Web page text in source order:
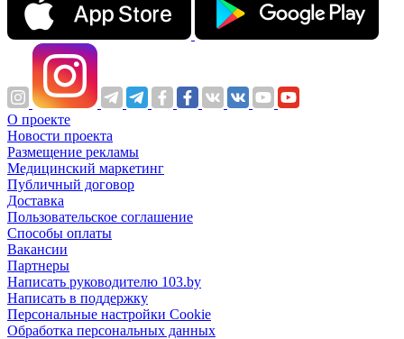
О проекте
Новости проекта
Размещение рекламы
Медицинский маркетинг
Публичный договор
Доставка
Пользовательское соглашение
Способы оплаты
Вакансии
Партнеры
Написать руководителю 103.by
Написать в поддержку
Персональные настройки Cookie
Обработка персональных данных